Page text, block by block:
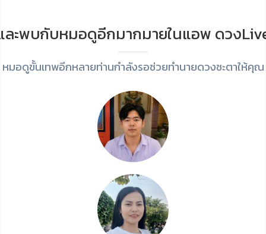
ละพบกับหมอดูอีกมากมายในแอพ ดวง
หมอดูขั้นเทพอีกหลายท่านกำลังรอช่วยทำนายดวงชะตาให้คุณ